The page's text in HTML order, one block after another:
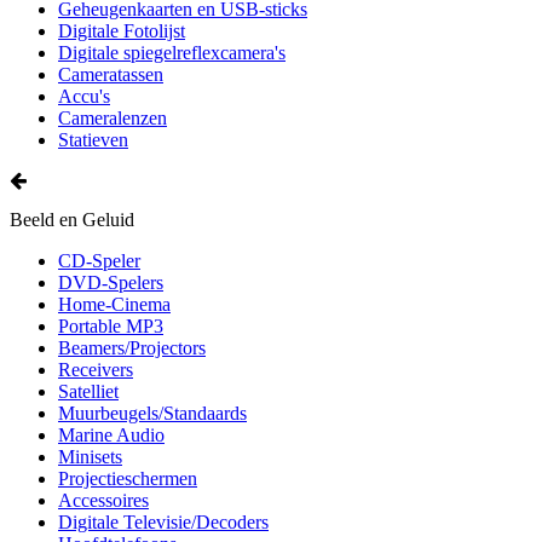
Geheugenkaarten en USB-sticks
Digitale Fotolijst
Digitale spiegelreflexcamera's
Cameratassen
Accu's
Cameralenzen
Statieven
Beeld en Geluid
CD-Speler
DVD-Spelers
Home-Cinema
Portable MP3
Beamers/Projectors
Receivers
Satelliet
Muurbeugels/Standaards
Marine Audio
Minisets
Projectieschermen
Accessoires
Digitale Televisie/Decoders